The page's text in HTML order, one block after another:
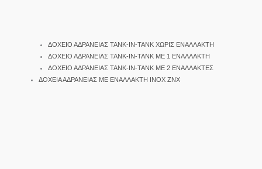
ΔΟΧΕΙΟ ΑΔΡΑΝΕΙΑΣ TANK-IN-TANK ΧΩΡΙΣ ΕΝΑΛΛΑΚΤΗ
ΔΟΧΕΙΟ ΑΔΡΑΝΕΙΑΣ TANK-IN-TANK ΜΕ 1 ΕΝΑΛΛΑΚΤΗ
ΔΟΧΕΙΟ ΑΔΡΑΝΕΙΑΣ TANK-IN-TANK ΜΕ 2 ΕΝΑΛΛΑΚΤΕΣ
ΔΟΧΕΙΑ ΑΔΡΑΝΕΙΑΣ ΜΕ ΕΝΑΛΛΑΚΤΗ INOX ΖΝΧ